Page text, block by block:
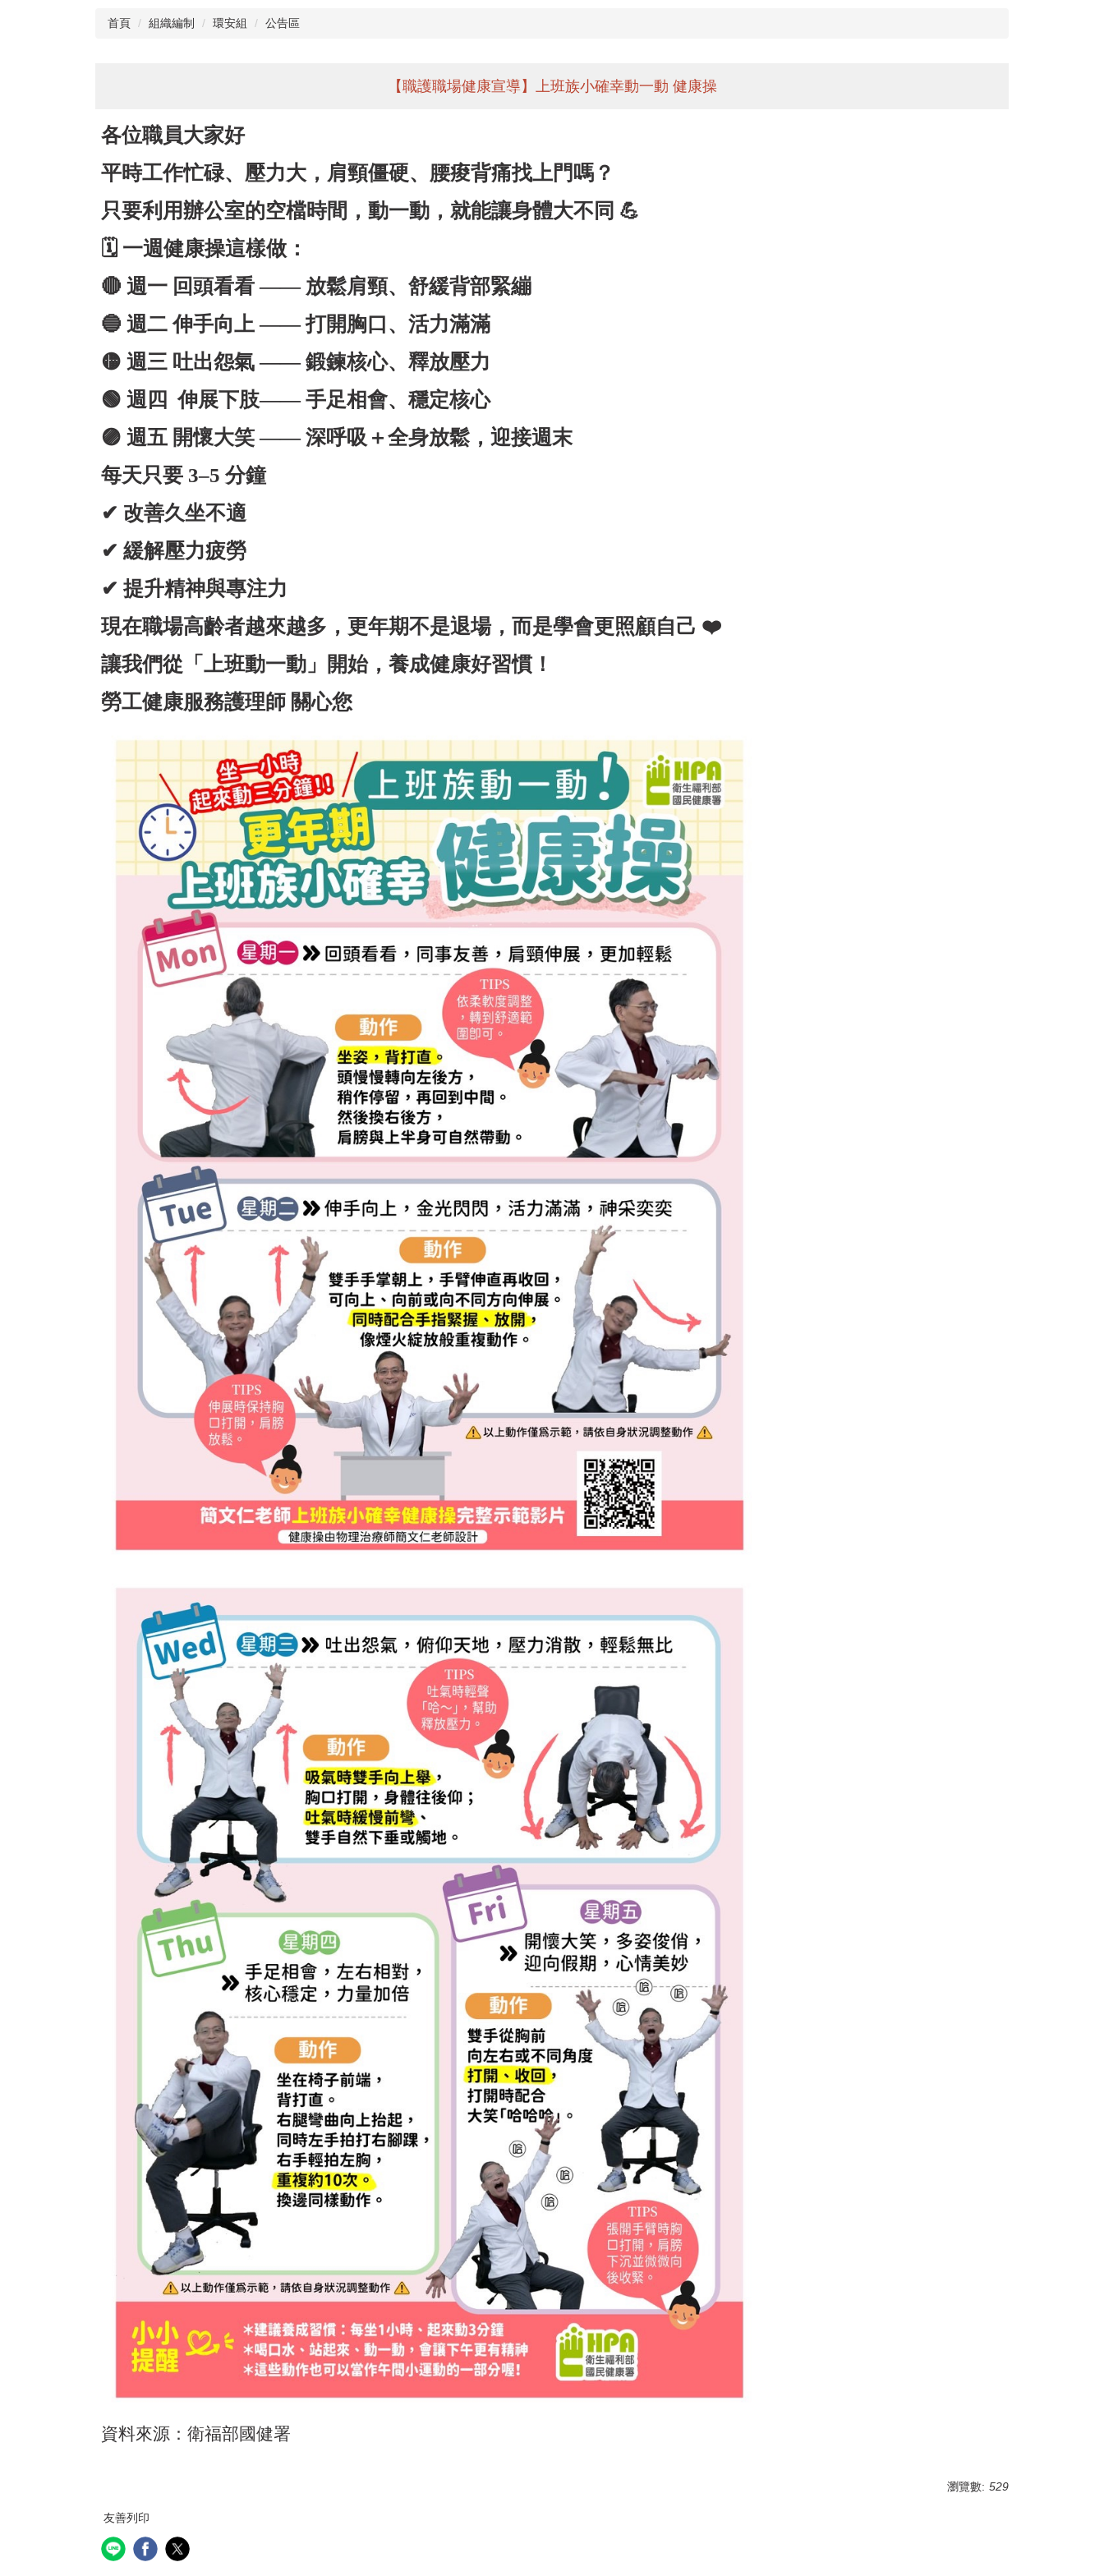
首頁 組織編制 環安組 公告區
【職護職場健康宣導】上班族小確幸動一動 健康操
各位職員大家好
平時工作忙碌、壓力大，肩頸僵硬、腰痠背痛找上門嗎？
只要利用辦公室的空檔時間，動一動，就能讓身體大不同 💪
🗓 一週健康操這樣做：
🔴 週一 回頭看看 —— 放鬆肩頸、舒緩背部緊繃
🔵 週二 伸手向上 —— 打開胸口、活力滿滿
🟡 週三 吐出怨氣 —— 鍛鍊核心、釋放壓力
🟢 週四 伸展下肢—— 手足相會、穩定核心
🟣 週五 開懷大笑 —— 深呼吸＋全身放鬆，迎接週末
每天只要 3–5 分鐘
✔ 改善久坐不適
✔ 緩解壓力疲勞
✔ 提升精神與專注力
現在職場高齡者越來越多，更年期不是退場，而是學會更照顧自己 ❤
讓我們從「上班動一動」開始，養成健康好習慣！
勞工健康服務護理師 關心您
資料來源：衛福部國健署
瀏覽數: 529
友善列印